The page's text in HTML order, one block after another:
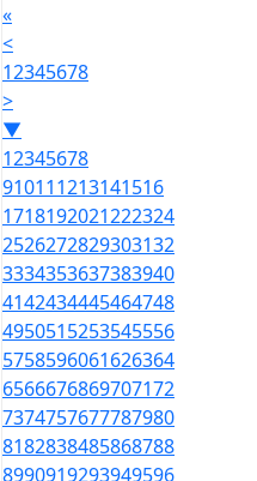
«
<
12345678
>
▼
12345678
910111213141516
1718192021222324
2526272829303132
3334353637383940
4142434445464748
4950515253545556
5758596061626364
6566676869707172
7374757677787980
8182838485868788
8990919293949596